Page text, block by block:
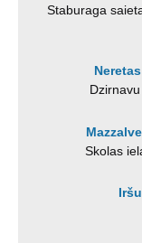
Staburaga
Skolas